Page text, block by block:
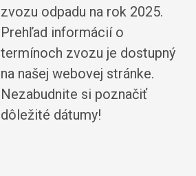
zvozu odpadu na rok 2025.
Prehľad informácií o
termínoch zvozu je dostupný
na našej webovej stránke.
Nezabudnite si poznačiť
dôležité dátumy!